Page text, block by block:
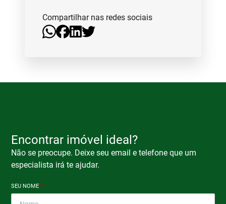
Compartilhar nas redes sociais
Encontrar imóvel ideal?
Não se preocupe. Deixe seu email e telefone que um
especialista irá te ajudar.
SEU NOME*